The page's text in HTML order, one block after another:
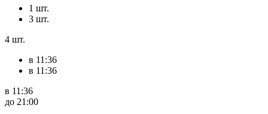
1 шт.
3 шт.
4 шт.
в 11:36
в 11:36
в 11:36
до 21:00